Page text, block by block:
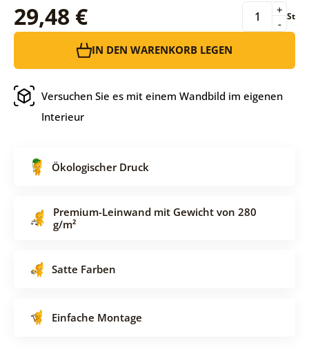
29,48 € -
+ St
IN DEN WARENKORB LEGEN
Versuchen Sie es mit einem Wandbild im eigenen
Interieur
Ökologischer Druck
Premium-Leinwand mit Gewicht von 280
g/m²
Satte Farben
Einfache Montage